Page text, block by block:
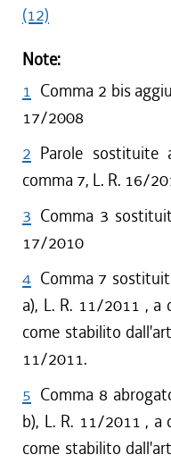
(12)
Note:
1 Comma 2 bis
17/2008
2 Parole
comma 7, L. R. 16/
3 Comma 3
17/2010
4 Comma 7
a), L. R. 11/2011 , a
come stabilito
11/2011.
5 Comma 8
b), L. R. 11/2011 , a
come stabilito